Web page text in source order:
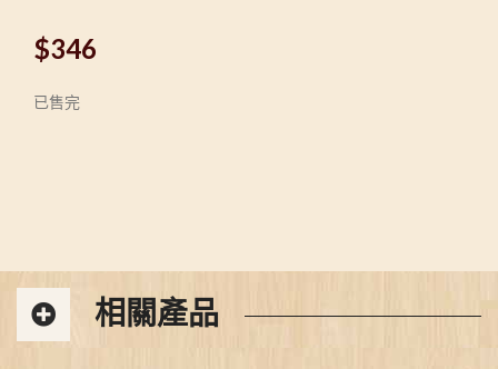
$346
已售完
相關產品